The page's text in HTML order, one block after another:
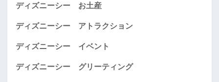
ディズニーシー お土産
ディズニーシー アトラクション
ディズニーシー イベント
ディズニーシー グリーティング